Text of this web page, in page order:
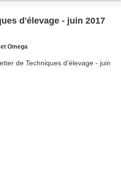
d'élevage - juin 2017
Omega